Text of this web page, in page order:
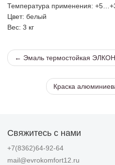
Температура применения:
Цвет: белый
Вес: 3 кг
← Эмаль термостойкая
Краска
Свяжитесь с нами
+7(8362)64-92-64
mail@evrokomfort12.ru